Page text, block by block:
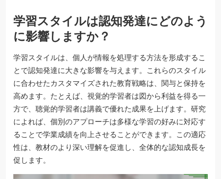
学習スタイルは認知発達にどのよう
に影響しますか？
学習スタイルは、個人が情報を処理する方法を形成するこ
とで認知発達に大きな影響を与えます。これらのスタイル
に合わせたカスタマイズされた教育戦略は、関与と保持を
高めます。たとえば、視覚的学習者は図から利益を得る一
方で、聴覚的学習者は講義で優れた成果を上げます。研究
によれば、個別のアプローチは多様な学習の好みに対応す
ることで学業成績を向上させることができます。この適応
性は、教材のより深い理解を促進し、全体的な認知成長を
促します。